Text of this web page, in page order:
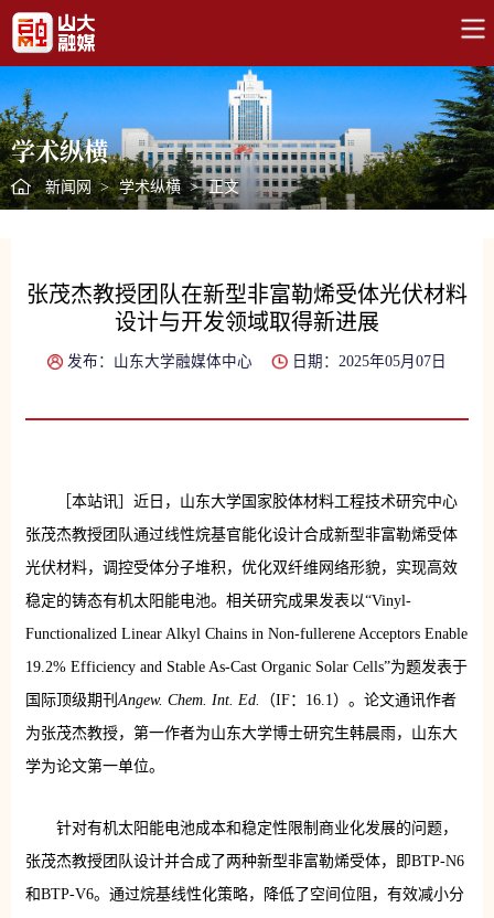
学术纵横
新闻网 > 学术纵横 > 正文
张茂杰教授团队在新型非富勒烯受体光伏材料
设计与开发领域取得新进展
发布：山东大学融媒体中心 日期：2025年05月07日
［本站讯］近日，山东大学国家胶体材料工程技术研究中心
张茂杰教授团队通过线性烷基官能化设计合成新型非富勒烯受体
光伏材料，调控受体分子堆积，优化双纤维网络形貌，实现高效
稳定的铸态有机太阳能电池。相关研究成果发表以“Vinyl-
Functionalized Linear Alkyl Chains in Non-fullerene Acceptors Enable
19.2% Efficiency and Stable As-Cast Organic Solar Cells”为题发表于
国际顶级期刊Angew. Chem. Int. Ed.
（IF：16.1）。论文通讯作者
为张茂杰教授，第一作者为山东大学博士研究生韩晨雨，山东大
学为论文第一单位。
针对有机太阳能电池成本和稳定性限制商业化发展的问题，
张茂杰教授团队设计并合成了两种新型非富勒烯受体，即BTP-N6
和BTP-V6。通过烷基线性化策略，降低了空间位阻，有效减小分